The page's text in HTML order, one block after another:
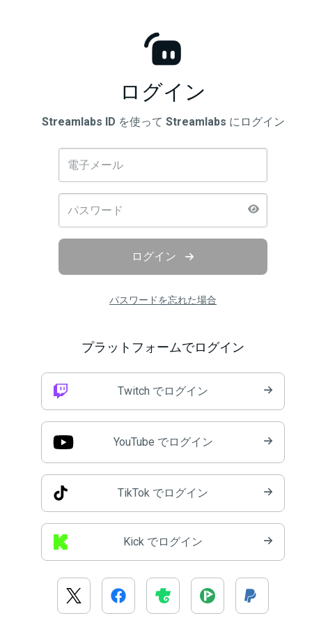
ログイン
Streamlabs ID を使って Streamlabs にログイン
ログイン
パスワードを忘れた場合
プラットフォームでログイン
Twitch でログイン
YouTube でログイン
TikTok でログイン
Kick でログイン